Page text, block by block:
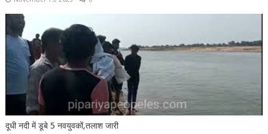
दूधी नदी में डूबे 5 नवयुवकों,तलाश जारी